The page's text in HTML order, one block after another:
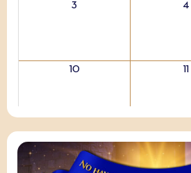
3 4
10 11
17 18